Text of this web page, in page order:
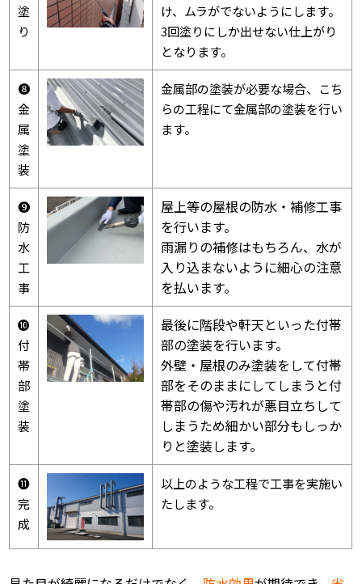
塗
り
け、ムラがでないようにします。
3回塗りにしか出せない仕上がり
となります。
❽
金
属
塗
装
金属部の塗装が必要な場合、こち
らの工程にて金属部の塗装を行い
ます。
❾
防
水
工
事
屋上等の屋根の防水・補修工事
を行います。
雨漏りの補修はもちろん、水が
入り込まないように細心の注意
を払います。
❿
付
帯
部
塗
装
最後に階段や軒天といった付帯
部の塗装を行います。
外壁・屋根のみ塗装をして付帯
部をそのままにしてしまうと付
帯部の傷や汚れが悪目立ちして
しまうため細かい部分もしっか
りと塗装します。
⓫
完
成
以上のような工程で工事を実施い
たします。